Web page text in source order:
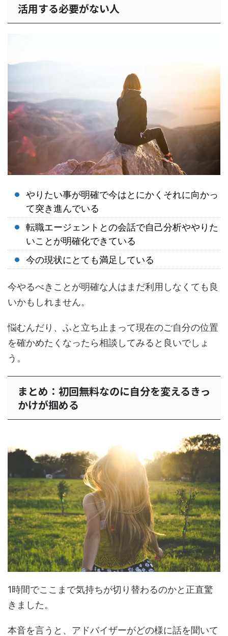
活用する必要がない人
やりたい事が明確で今はとにかくそれに向かっ
て突き進んでいる
転職エージェントとの会話で自己分析ややりた
いことが明確化できている
今の現状にとても満足している
今やるべきことが明確な人はまだ利用しなくても良
いかもしれません。
悩むんだり、ふと立ち止まって現在のご自分の位置
を確かめたくなったら相談してみると良いでしょ
う。
まとめ：初回無料なのに自分を変えるきっ
かけが掴める
1時間でここまで気持ちが切り替わるのかと正直驚
きました。
本音を言うと、アドバイザーがどの様に話を聞いて